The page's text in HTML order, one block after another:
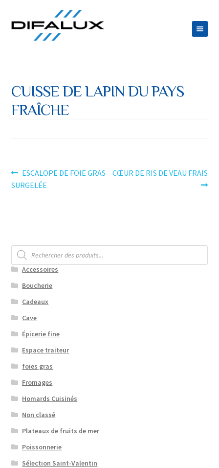
à
au
contenu
PRODUITS
Ouvrir
ESPACE TRAITEUR
enfant
CUISSE DE LAPIN DU PAYS
FRAÎCHE
Navigation
de
Article
précédent :
ESCALOPE DE FOIE GRAS
SURGELÉE
Article
CŒUR DE RIS DE VEAU FRAIS
Recherche
de
produits
Accessoires
Boucherie
Cadeaux
Cave
Épicerie fine
Espace traiteur
foies gras
Fromages
Homards Cuisinés
Non classé
Plateaux de fruits de mer
Poissonnerie
Sélection Saint-Valentin